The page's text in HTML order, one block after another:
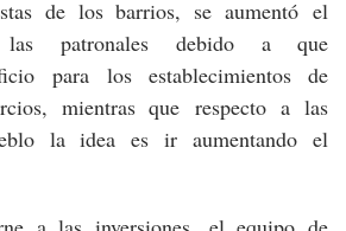
de los barrios, se aumentó el
las patronales debido a que
para los establecimientos de
mientras que respecto a las
la idea es ir aumentando el